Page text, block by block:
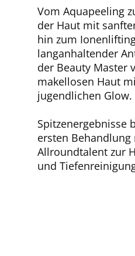
Vom Aquapeeling
der Haut mit
hin zum
langanhaltender
der Beauty Master
makellosen Haut
jugendlichen Glow.
Spitzenergebnisse
ersten
Allroundtalent zur
und